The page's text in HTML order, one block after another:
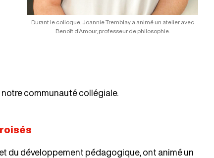
Durant le colloque, Joannie Tremblay a animé un atelier avec
Benoît d’Amour, professeur de philosophie.
notre communauté collégiale.
du développement pédagogique, ont animé un